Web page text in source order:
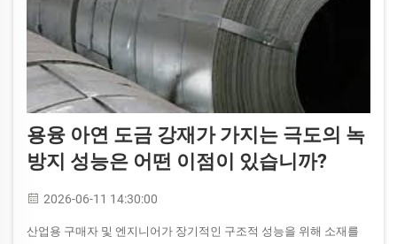
용융 아연 도금 강재가 가지는 극도의 녹
방지 성능은 어떤 이점이 있습니까?
2026-06-11 14:30:00
산업용 구매자 및 엔지니어가 장기적인 구조적 성능을 위해 소재를